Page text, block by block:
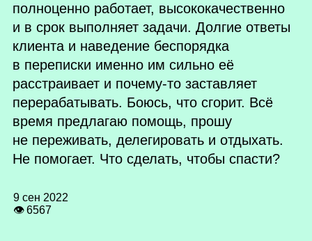
полноценно работает, высококачественно
и в срок выполняет задачи. Долгие ответы
клиента и наведение беспорядка
в переписки именно им сильно её
расстраивает и почему‑то заставляет
перерабатывать. Боюсь, что сгорит. Всё
время предлагаю помощь, прошу
не переживать, делегировать и отдыхать.
Не помогает. Что сделать, чтобы спасти?
9 сен 2022
👁 6567